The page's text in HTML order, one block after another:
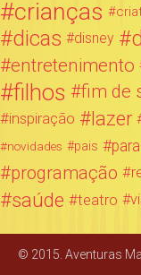
crianças
dicas disney
entretenimento
filhos fim de
inspiração lazer
novidades pais
programação
saúde teatro
© 2015. Aventuras